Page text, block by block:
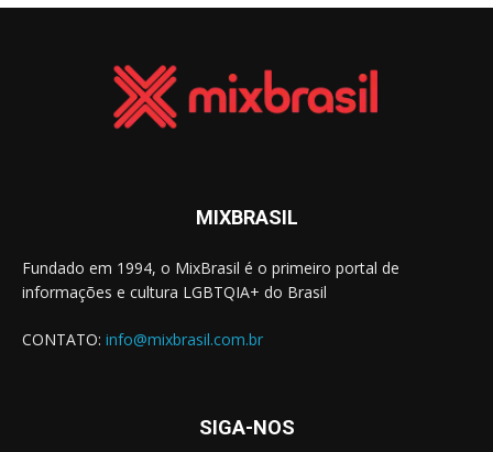
MIXBRASIL
Fundado em 1994, o MixBrasil é o primeiro portal de
informações e cultura LGBTQIA+ do Brasil
CONTATO: info@mixbrasil.com.br
SIGA-NOS